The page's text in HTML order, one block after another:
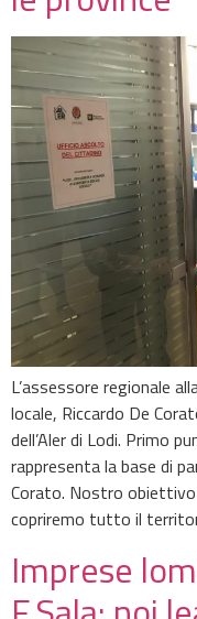
L’assessore regionale
locale, Riccardo De
dell’Aler di Lodi. Primo
rappresenta la base di
Corato. Nostro obiettivo
copriremo tutto il
Imprese